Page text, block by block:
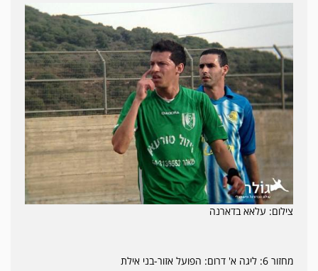
צילום: עלאא בדארנה
מחזור 6: ליגה א' דרום: הפועל אזור-בני אילת